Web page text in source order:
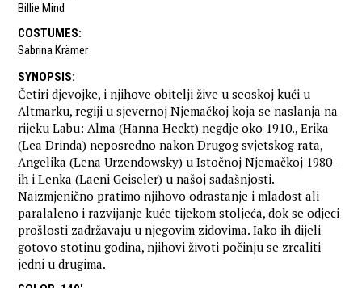
Billie Mind
COSTUMES:
Sabrina Krämer
SYNOPSIS:
Četiri djevojke, i njihove obitelji žive u seoskoj kući u
Altmarku, regiji u sjevernoj Njemačkoj koja se naslanja na
rijeku Labu: Alma (Hanna Heckt) negdje oko 1910., Erika
(Lea Drinda) neposredno nakon Drugog svjetskog rata,
Angelika (Lena Urzendowsky) u Istočnoj Njemačkoj 1980-
ih i Lenka (Laeni Geiseler) u našoj sadašnjosti.
Naizmjenično pratimo njihovo odrastanje i mladost ali
paralaleno i razvijanje kuće tijekom stoljeća, dok se odjeci
prošlosti zadržavaju u njegovim zidovima. Iako ih dijeli
gotovo stotinu godina, njihovi životi počinju se zrcaliti
jedni u drugima.